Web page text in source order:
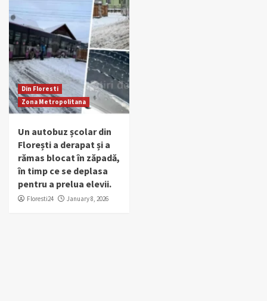
Din Floresti
Zona Metropolitana
Un autobuz școlar din
Florești a derapat și a
rămas blocat în zăpadă,
în timp ce se deplasa
pentru a prelua elevii.
Floresti24 January 8, 2026